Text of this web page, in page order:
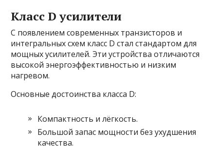
Класс D усилители
С появлением современных транзисторов и
интегральных схем класс D стал стандартом для
мощных усилителей. Эти устройства отличаются
высокой энергоэффективностью и низким
нагревом.
Основные достоинства класса D:
Компактность и лёгкость.
Большой запас мощности без ухудшения
качества.